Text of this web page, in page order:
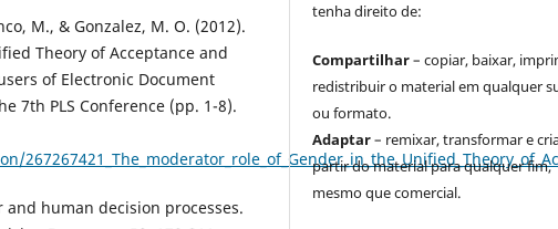
M., & Gonzalez, M. O. (2012).
Theory of Acceptance and
of Electronic Document
7th PLS Conference (pp. 1-8).
human decision processes.
tenha direito de:
Compartilhar– copiar, baixar,
redistribuir o material em qualquer
ou formato.
Adaptar– remixar, transformar e
partir do material para qualquer fim,
mesmo que comercial.